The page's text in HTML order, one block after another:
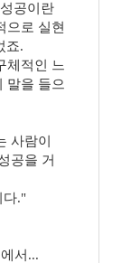
공이란
으로 실현
죠.
체적인 느
말을 들으
사람이
공을 거
다."
서...